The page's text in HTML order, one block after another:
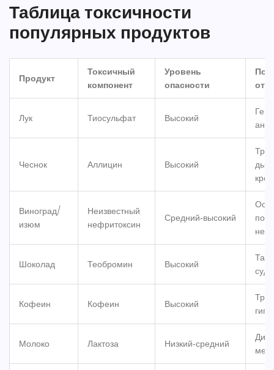
Таблица токсичности
популярных продуктов
Продукт
Токсичный
компонент
Уровень
опасности
Лук Тиосульфат Высокий
Чеснок Аллицин Высокий
Виноград/
изюм
Неизвестный
нефритоксин
Средний‑высокий
Шоколад Теобромин Высокий
Кофеин Кофеин Высокий
Молоко Лактоза Низкий‑средний